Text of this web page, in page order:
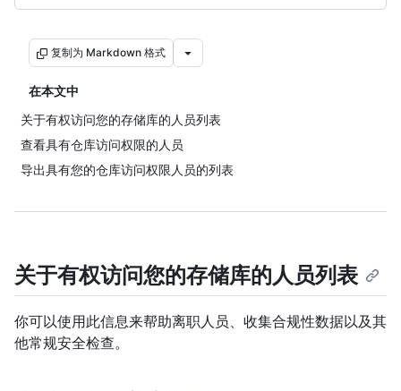
复制为 Markdown 格式
在本文中
关于有权访问您的存储库的人员列表
查看具有仓库访问权限的人员
导出具有您的仓库访问权限人员的列表
关于有权访问您的存储库的人员列表
你可以使用此信息来帮助离职人员、收集合规性数据以及其
他常规安全检查。